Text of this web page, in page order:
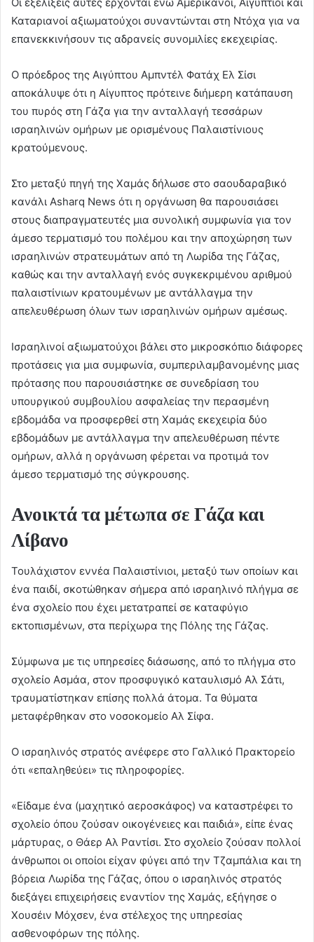
Καταριανοί αξιωματούχοι συναντώνται στη Ντόχα για να
επανεκκινήσουν τις αδρανείς συνομιλίες εκεχειρίας.
Ο πρόεδρος της Αιγύπτου Αμπντέλ Φατάχ Ελ Σίσι
αποκάλυψε ότι η Αίγυπτος πρότεινε διήμερη κατάπαυση
του πυρός στη Γάζα για την ανταλλαγή τεσσάρων
ισραηλινών ομήρων με ορισμένους Παλαιστίνιους
κρατούμενους.
Στο μεταξύ πηγή της Χαμάς δήλωσε στο σαουδαραβικό
κανάλι Asharq News ότι η οργάνωση θα παρουσιάσει
στους διαπραγματευτές μια συνολική συμφωνία για τον
άμεσο τερματισμό του πολέμου και την αποχώρηση των
ισραηλινών στρατευμάτων από τη Λωρίδα της Γάζας,
καθώς και την ανταλλαγή ενός συγκεκριμένου αριθμού
παλαιστίνιων κρατουμένων με αντάλλαγμα την
απελευθέρωση όλων των ισραηλινών ομήρων αμέσως.
Ισραηλινοί αξιωματούχοι βάλει στο μικροσκόπιο διάφορες
προτάσεις για μια συμφωνία, συμπεριλαμβανομένης μιας
πρότασης που παρουσιάστηκε σε συνεδρίαση του
υπουργικού συμβουλίου ασφαλείας την περασμένη
εβδομάδα να προσφερθεί στη Χαμάς εκεχειρία δύο
εβδομάδων με αντάλλαγμα την απελευθέρωση πέντε
ομήρων, αλλά η οργάνωση φέρεται να προτιμά τον
άμεσο τερματισμό της σύγκρουσης.
Ανοικτά τα μέτωπα σε Γάζα και
Λίβανο
Τουλάχιστον εννέα Παλαιστίνιοι, μεταξύ των οποίων και
ένα παιδί, σκοτώθηκαν σήμερα από ισραηλινό πλήγμα σε
ένα σχολείο που έχει μετατραπεί σε καταφύγιο
εκτοπισμένων, στα περίχωρα της Πόλης της Γάζας.
Σύμφωνα με τις υπηρεσίες διάσωσης, από το πλήγμα στο
σχολείο Ασμάα, στον προσφυγικό καταυλισμό Αλ Σάτι,
τραυματίστηκαν επίσης πολλά άτομα. Τα θύματα
μεταφέρθηκαν στο νοσοκομείο Αλ Σίφα.
Ο ισραηλινός στρατός ανέφερε στο Γαλλικό Πρακτορείο
ότι «επαληθεύει» τις πληροφορίες.
«Είδαμε ένα (μαχητικό αεροσκάφος) να καταστρέφει το
σχολείο όπου ζούσαν οικογένειες και παιδιά», είπε ένας
μάρτυρας, ο Θάερ Αλ Ραντίσι. Στο σχολείο ζούσαν πολλοί
άνθρωποι οι οποίοι είχαν φύγει από την Τζαμπάλια και τη
βόρεια Λωρίδα της Γάζας, όπου ο ισραηλινός στρατός
διεξάγει επιχειρήσεις εναντίον της Χαμάς, εξήγησε ο
Χουσέιν Μόχσεν, ένα στέλεχος της υπηρεσίας
ασθενοφόρων της πόλης.